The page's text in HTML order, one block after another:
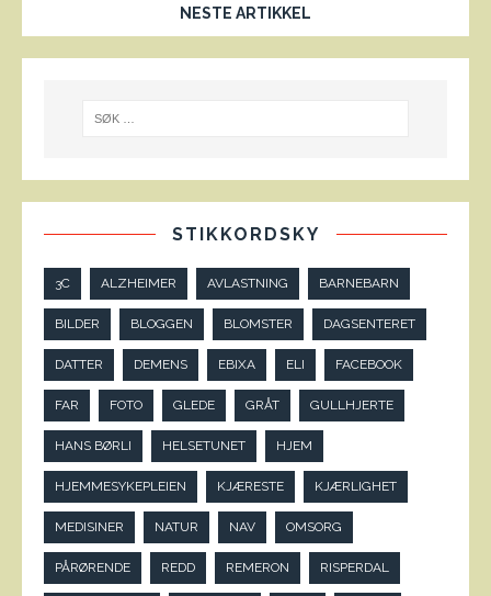
NESTE ARTIKKEL
STIKKORDSKY
3C ALZHEIMER AVLASTNING BARNEBARN
BILDER BLOGGEN BLOMSTER DAGSENTERET
DATTER DEMENS EBIXA ELI FACEBOOK
FAR FOTO GLEDE GRÅT GULLHJERTE
HANS BØRLI HELSETUNET HJEM
HJEMMESYKEPLEIEN KJÆRESTE KJÆRLIGHET
MEDISINER NATUR NAV OMSORG
PÅRØRENDE REDD REMERON RISPERDAL